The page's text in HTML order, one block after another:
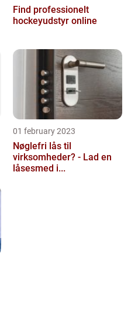
Find professionelt
hockeyudstyr online
01 february 2023
Nøglefri lås til
virksomheder? - Lad en
låsesmed i...